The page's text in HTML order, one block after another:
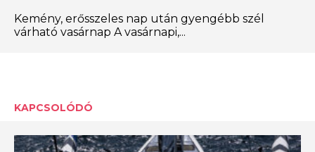
Kemény, erősszeles nap után gyengébb szél
várható vasárnap A vasárnapi,...
KAPCSOLÓDÓ